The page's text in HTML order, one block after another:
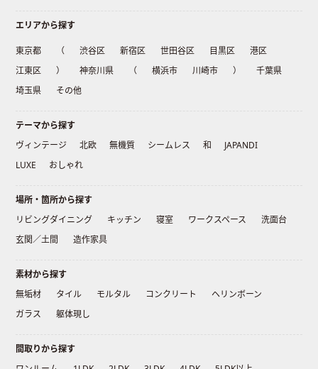
エリアから探す
東京都 （ 渋谷区 新宿区 世田谷区 目黒区
港区
江東区
） 神奈川県 （ 横浜市 川崎市 ）
千葉県
埼玉県
その他
テーマから探す
ヴィンテージ
北欧 無機質 シームレス 和
JAPANDI
LUXE
おしゃれ
場所・箇所から探す
リビングダイニング
キッチン 寝室 ワークスペース
洗面台
玄関／土間
造作家具
素材から探す
無垢材
タイル モルタル コンクリート
ヘリンボーン
ガラス
躯体現し
間取りから探す